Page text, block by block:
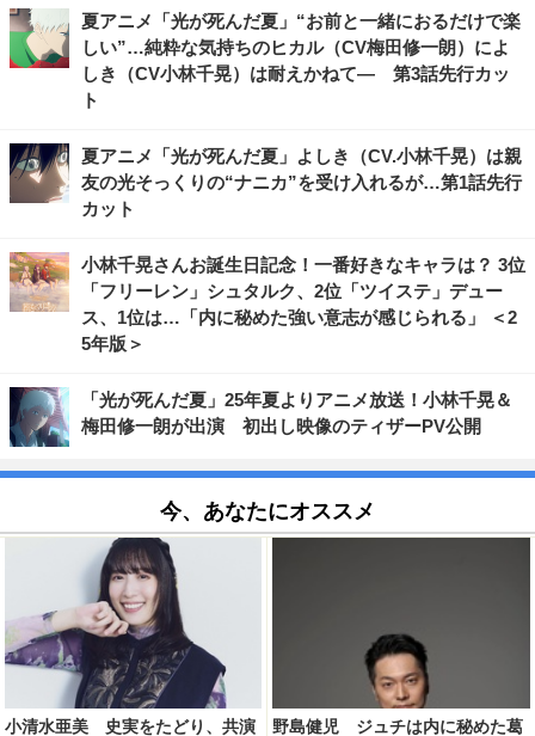
夏アニメ「光が死んだ夏」“お前と一緒におるだけで楽
しい”…純粋な気持ちのヒカル（CV梅田修一朗）によ
しき（CV小林千晃）は耐えかねて― 第3話先行カッ
ト
夏アニメ「光が死んだ夏」よしき（CV.小林千晃）は親
友の光そっくりの“ナニカ”を受け入れるが…第1話先行
カット
小林千晃さんお誕生日記念！一番好きなキャラは？ 3位
「フリーレン」シュタルク、2位「ツイステ」デュー
ス、1位は…「内に秘めた強い意志が感じられる」 ＜2
5年版＞
「光が死んだ夏」25年夏よりアニメ放送！小林千晃＆
梅田修一朗が出演 初出し映像のティザーPV公開
今、あなたにオススメ
小清水亜美 史実をたどり、共演
野島健児 ジュチは内に秘めた葛